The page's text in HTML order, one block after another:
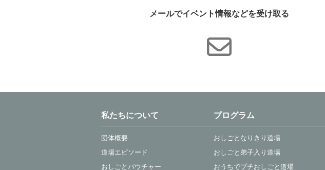
メールでイベント情報などを受け取る
私たちについて
団体概要
道場エピソード
おしごとバウチャー
プログラム
おしごとなりきり道場
おしごと弟子入り道場
おうちでプチおしごと道場